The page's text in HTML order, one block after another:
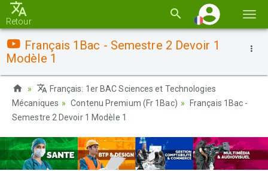
la
Retour
Français 1Bac - Semestre 2 Devoir 1
Modèle 1
Français: 1er BAC Sciences et Technologies
Mécaniques
Contenu Premium (Fr 1Bac)
Français 1Bac -
Semestre 2 Devoir 1 Modèle 1